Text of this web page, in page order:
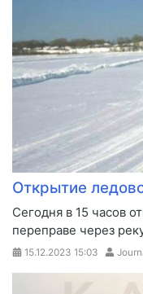
Открытие
​Сегодня в 15 часов
переправе через
15.12.2023 15:03